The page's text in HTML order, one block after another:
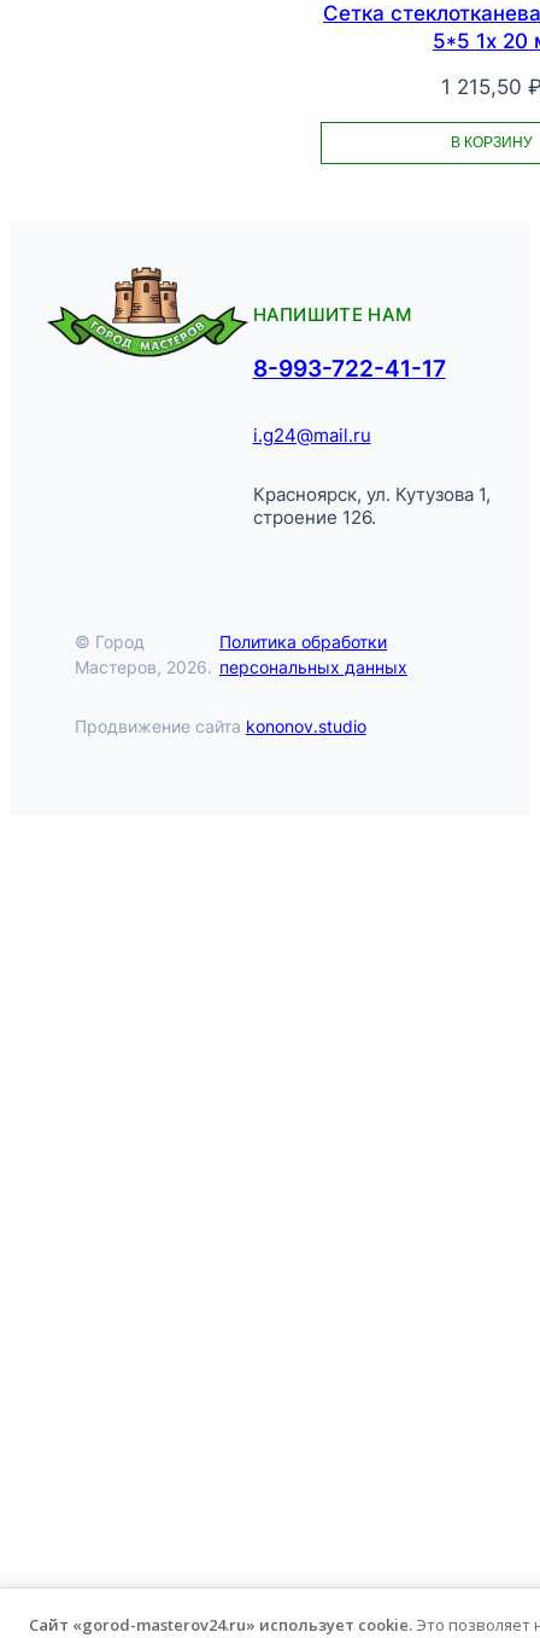
Сетка
5*5 1х 20
1 215,50
В КОРЗИНУ
НАПИШИТЕ НАМ
8-993-722-41-17
i.g24@mail.ru
Красноярск, ул. Кутузова 1,
строение 126.
© Город
Мастеров, 2026.
Политика обработки
персональных данных
Продвижение сайта kononov.studio
Сайт «gorod-masterov24.ru» использует cookie. Это позволяет